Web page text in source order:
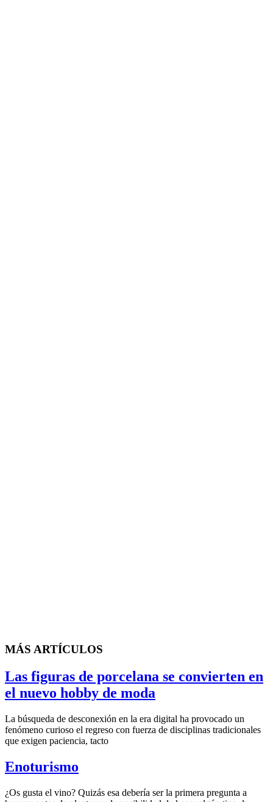
MÁS ARTÍCULOS
Las figuras de porcelana se convierten en
el nuevo hobby de moda
La búsqueda de desconexión en la era digital ha provocado un
fenómeno curioso el regreso con fuerza de disciplinas tradicionales
que exigen paciencia, tacto
Enoturismo
¿Os gusta el vino? Quizás esa debería ser la primera pregunta a